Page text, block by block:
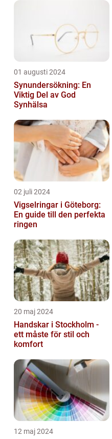
01 augusti 2024
Synundersökning: En
Viktig Del av God
Synhälsa
02 juli 2024
Vigselringar i Göteborg:
En guide till den perfekta
ringen
20 maj 2024
Handskar i Stockholm -
ett måste för stil och
komfort
12 maj 2024